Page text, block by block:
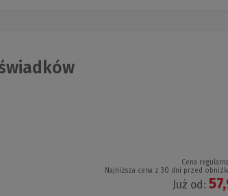
Cena
Najniższa cena z 30 dni przed
Już od: